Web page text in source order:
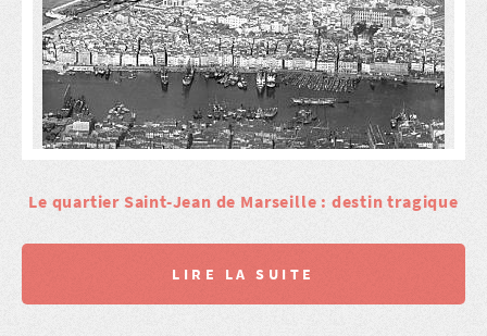
Le quartier Saint-Jean de Marseille : destin tragique
LIRE LA SUITE